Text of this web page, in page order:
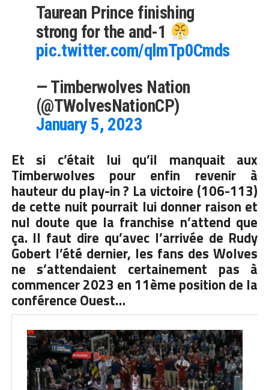
Taurean Prince finishing
strong for the and-1
pic.twitter.com/qlmTp0Cmds
— Timberwolves Nation
(@TWolvesNationCP)
January 5, 2023
Et si c’était lui qu’il manquait aux
Timberwolves pour enfin revenir à
hauteur du play-in ? La victoire (106-113)
de cette nuit pourrait lui donner raison et
nul doute que la franchise n’attend que
ça. Il faut dire qu’avec l’arrivée de Rudy
Gobert l’été dernier, les fans des Wolves
ne s’attendaient certainement pas à
commencer 2023 en 11ème position de la
conférence Ouest…